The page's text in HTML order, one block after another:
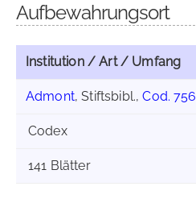
Aufbewahrungsort
Institution / Art / Umfang
Admont, Stiftsbibl.,Cod. 756
Codex
141 Blätter